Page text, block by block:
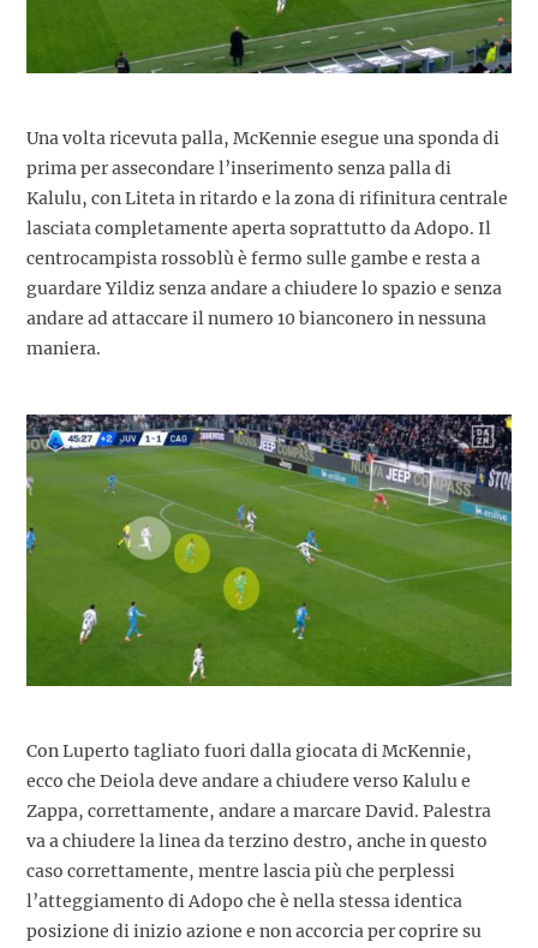
Una volta ricevuta palla, McKennie esegue una sponda di
prima per assecondare l’inserimento senza palla di
Kalulu, con Liteta in ritardo e la zona di rifinitura centrale
lasciata completamente aperta soprattutto da Adopo. Il
centrocampista rossoblù è fermo sulle gambe e resta a
guardare Yildiz senza andare a chiudere lo spazio e senza
andare ad attaccare il numero 10 bianconero in nessuna
maniera.
Con Luperto tagliato fuori dalla giocata di McKennie,
ecco che Deiola deve andare a chiudere verso Kalulu e
Zappa, correttamente, andare a marcare David. Palestra
va a chiudere la linea da terzino destro, anche in questo
caso correttamente, mentre lascia più che perplessi
l’atteggiamento di Adopo che è nella stessa identica
posizione di inizio azione e non accorcia per coprire su